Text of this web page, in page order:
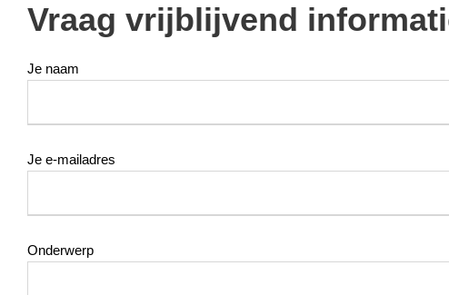
Vraag vrijblijvend
Je naam
Je e-mailadres
Onderwerp